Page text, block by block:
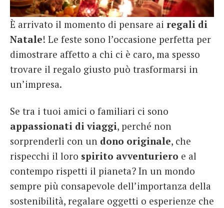
È arrivato il momento di pensare ai regali di
Natale! Le feste sono l’occasione perfetta per
dimostrare affetto a chi ci è caro, ma spesso
trovare il regalo giusto può trasformarsi in
un’impresa.
Se tra i tuoi amici o familiari ci sono
appassionati di viaggi, perché non
sorprenderli con un dono originale, che
rispecchi il loro spirito avventuriero e al
contempo rispetti il pianeta? In un mondo
sempre più consapevole dell’importanza della
sostenibilità, regalare oggetti o esperienze che